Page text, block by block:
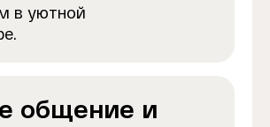
в уютной
общение и